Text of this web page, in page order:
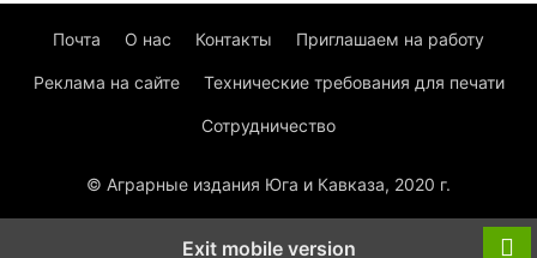
Почта О нас Контакты Приглашаем на работу
Реклама на сайте Технические требования для печати
Сотрудничество
© Аграрные издания Юга и Кавказа, 2020 г.
Exit mobile version